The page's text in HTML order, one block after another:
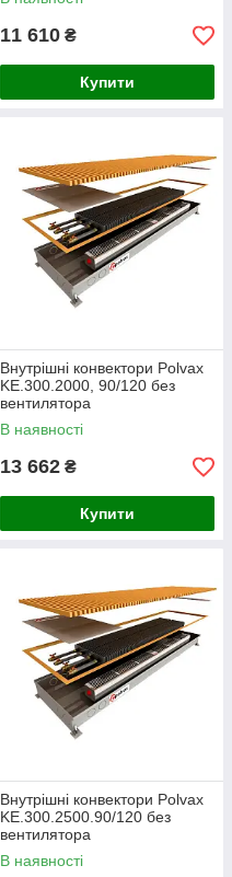
11 610 ₴
Купити
Внутрішні конвектори Polvax
KE.300.2000, 90/120 без
вентилятора
В наявності
13 662 ₴
Купити
Внутрішні конвектори Polvax
KE.300.2500.90/120 без
вентилятора
В наявності